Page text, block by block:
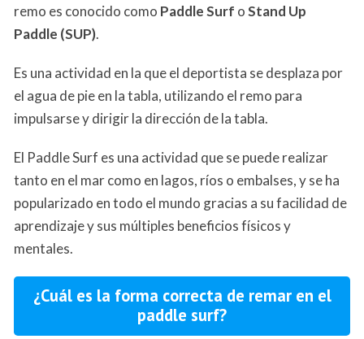
remo es conocido como Paddle Surf oStand Up
Paddle (SUP).
Es una actividad en la que el deportista se desplaza por
el agua de pie en la tabla, utilizando el remo para
impulsarse y dirigir la dirección de la tabla.
El Paddle Surf es una actividad que se puede realizar
tanto en el mar como en lagos, ríos o embalses, y se ha
popularizado en todo el mundo gracias a su facilidad de
aprendizaje y sus múltiples beneficios físicos y
mentales.
¿Cuál es la forma correcta de remar en el
paddle surf?